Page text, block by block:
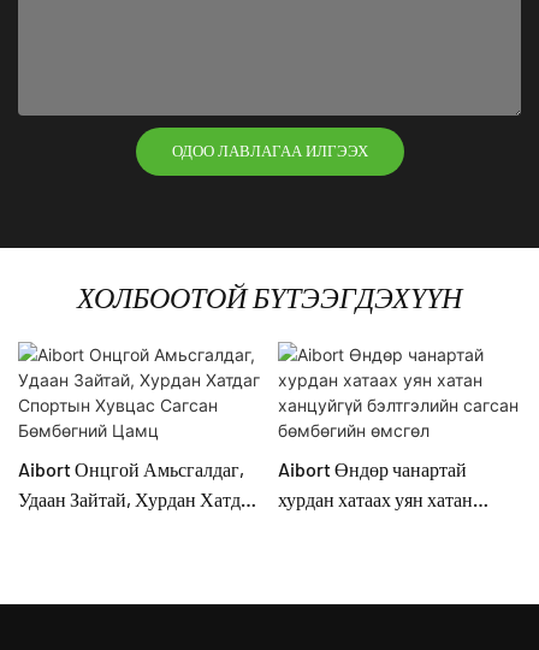
ОДОО ЛАВЛАГАА ИЛГЭЭХ
ХОЛБООТОЙ БҮТЭЭГДЭХҮҮН
Aibort Онцгой Амьсгалдаг,
Удаан Зайтай, Хурдан Хатдаг
Aibort Өндөр чанартай
хурдан хатаах уян хатан